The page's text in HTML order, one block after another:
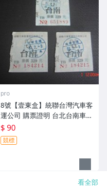
pro
8號【壹東盒】統聯台灣汽車客
運公司 購票證明 台北台南車票
等 共3張
$ 90
競標
看全部